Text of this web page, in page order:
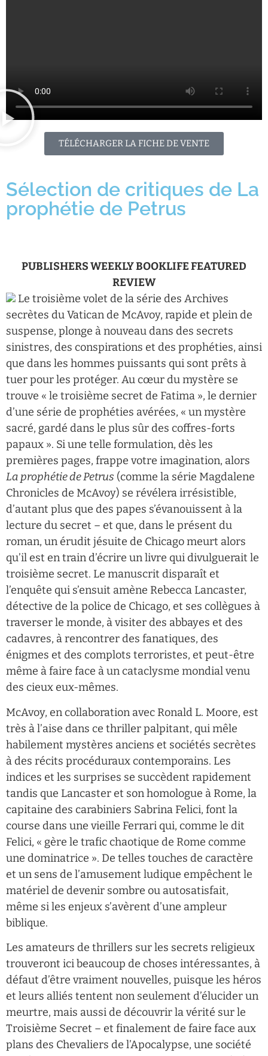
TÉLÉCHARGER LA FICHE DE VENTE
Sélection de critiques de La
prophétie de Petrus
PUBLISHERS WEEKLY BOOKLIFE FEATURED
REVIEW
Le troisième volet de la série des Archives
secrètes du Vatican de McAvoy, rapide et plein de
suspense, plonge à nouveau dans des secrets
sinistres, des conspirations et des prophéties, ainsi
que dans les hommes puissants qui sont prêts à
tuer pour les protéger. Au cœur du mystère se
trouve « le troisième secret de Fatima », le dernier
d’une série de prophéties avérées, « un mystère
sacré, gardé dans le plus sûr des coffres-forts
papaux ». Si une telle formulation, dès les
premières pages, frappe votre imagination, alors
La prophétie de Petrus (comme la série Magdalene
Chronicles de McAvoy) se révélera irrésistible,
d’autant plus que des papes s’évanouissent à la
lecture du secret – et que, dans le présent du
roman, un érudit jésuite de Chicago meurt alors
qu’il est en train d’écrire un livre qui divulguerait le
troisième secret. Le manuscrit disparaît et
l’enquête qui s’ensuit amène Rebecca Lancaster,
détective de la police de Chicago, et ses collègues à
traverser le monde, à visiter des abbayes et des
cadavres, à rencontrer des fanatiques, des
énigmes et des complots terroristes, et peut-être
même à faire face à un cataclysme mondial venu
des cieux eux-mêmes.
McAvoy, en collaboration avec Ronald L. Moore, est
très à l’aise dans ce thriller palpitant, qui mêle
habilement mystères anciens et sociétés secrètes
à des récits procéduraux contemporains. Les
indices et les surprises se succèdent rapidement
tandis que Lancaster et son homologue à Rome, la
capitaine des carabiniers Sabrina Felici, font la
course dans une vieille Ferrari qui, comme le dit
Felici, « gère le trafic chaotique de Rome comme
une dominatrice ». De telles touches de caractère
et un sens de l’amusement ludique empêchent le
matériel de devenir sombre ou autosatisfait,
même si les enjeux s’avèrent d’une ampleur
biblique.
Les amateurs de thrillers sur les secrets religieux
trouveront ici beaucoup de choses intéressantes, à
défaut d’être vraiment nouvelles, puisque les héros
et leurs alliés tentent non seulement d’élucider un
meurtre, mais aussi de découvrir la vérité sur le
Troisième Secret – et finalement de faire face aux
plans des Chevaliers de l’Apocalypse, une société